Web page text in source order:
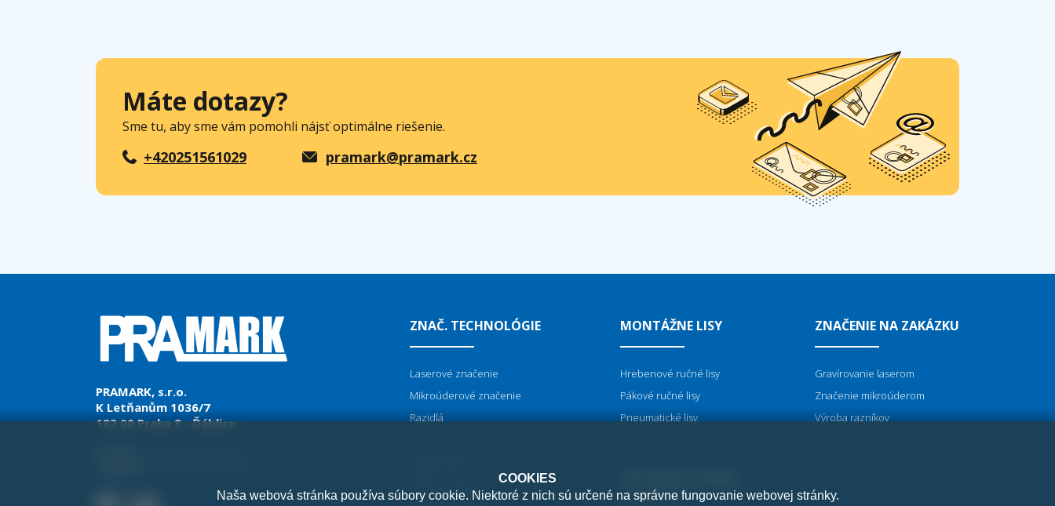
Máte dotazy?
Sme tu, aby sme vám pomohli nájsť optimálne riešenie.
+420251561029 pramark@pramark.cz
PRAMARK, s.r.o.
K Letňanům 1036/7
182 00 Praha 8 - Ďáblice
ZNAČ. TECHNOLÓGIE
Laserové značenie
Mikroúderové značenie
Razidlá
MONTÁŽNE LISY
Hrebenové ručné lisy
Pákové ručné lisy
Pneumatické lisy
ZNAČENIE NA ZAKÁZKU
Gravírovanie laserom
Značenie mikroúderom
Výroba razníkov
COOKIES
Naša webová stránka používa súbory cookie. Niektoré z nich sú určené na správne fungovanie webovej stránky.